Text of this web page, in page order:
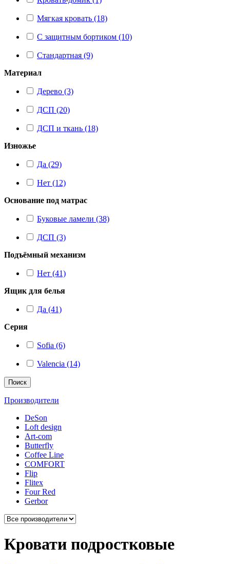
Мягкая кровать (18)
С защитным бортиком (10)
Стандартная (9)
Материал
Дерево (3)
ДСП (20)
ДСП и ткань (18)
Изножье
Да (29)
Нет (12)
Основание под матрас
Буковые ламели (38)
ДСП (3)
Подъёмный механизм
Нет (41)
Ящик для белья
Да (41)
Серия
Sofia (6)
Valencia (14)
Поиск
Производители
DeSon
Loft design
Art-com
Butterfly
Coffee Line
COMFORT
Flip
Flitex
Four Red
Gerbor
Кровати подростковые